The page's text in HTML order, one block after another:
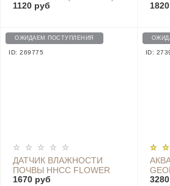
1120 руб
ОЖИДАЕМ ПОСТУПЛЕНИЯ
ID: 269775
ДАТЧИК ВЛАЖНОСТИ
ПОЧВЫ HHCC FLOWER
MONITOR -
1670 руб
ID:
FISH